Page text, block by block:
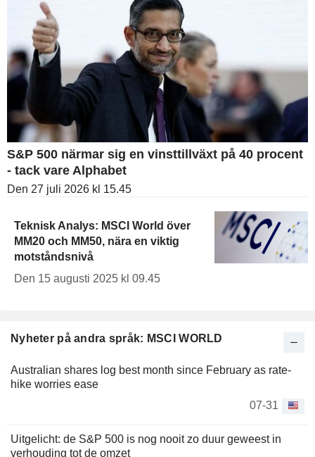
Nyheter på andra språk: MSCI WORLD
Australian shares log best month since February as rate-
hike worries ease
07-31
Uitgelicht: de S&P 500 is nog nooit zo duur geweest in
verhouding tot de omzet
S&P 500 närmar sig en vinsttillväxt på 40 procent
- tack vare Alphabet
Den 27 juli 2026 kl 15.45
Teknisk Analys: MSCI World över
MM20 och MM50, nära en viktig
motståndsnivå
Den 15 augusti 2025 kl 09.45